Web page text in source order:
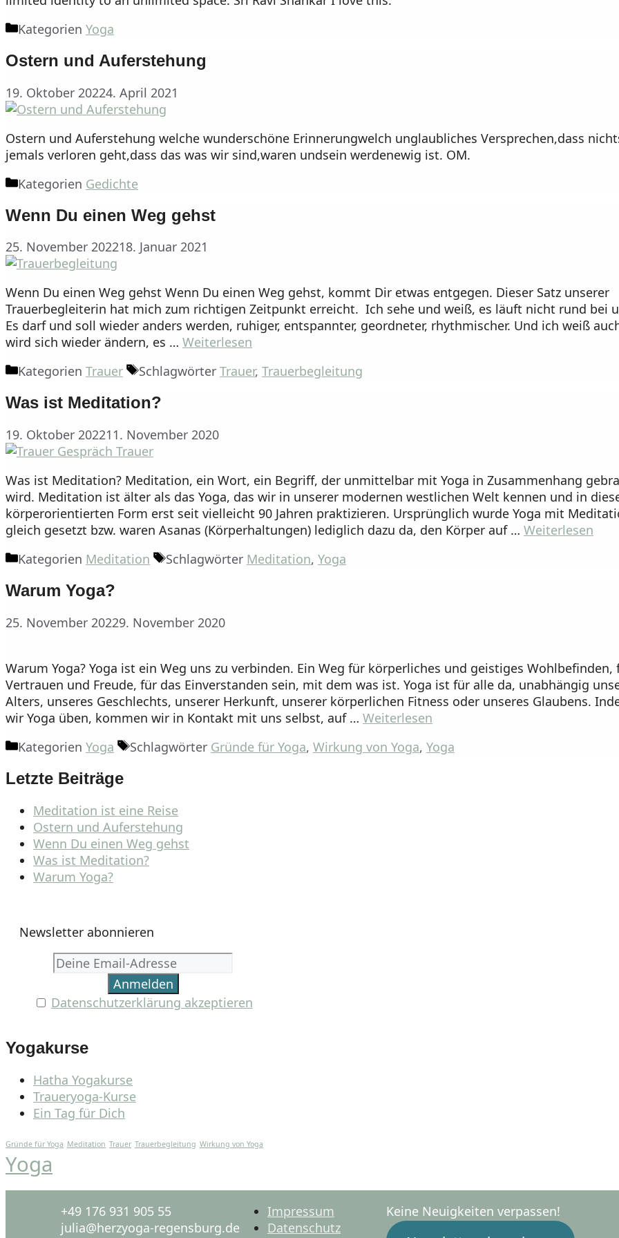
Kategorien Yoga
Ostern und Auferstehung
19. Oktober 20224. April 2021
Ostern und Auferstehung welche wunderschöne Erinnerungwelch unglaubliches Versprechen,dass
jemals verloren geht,dass das was wir sind,waren undsein werdenewig ist. OM.
Kategorien Gedichte
Wenn Du einen Weg gehst
25. November 202218. Januar 2021
Wenn Du einen Weg gehst Wenn Du einen Weg gehst, kommt Dir etwas entgegen. Dieser Satz unserer
Trauerbegleiterin hat mich zum richtigen Zeitpunkt erreicht. Ich sehe und weiß, es läuft nicht rund bei
Es darf und soll wieder anders werden, ruhiger, entspannter, geordneter, rhythmischer. Und ich weiß
wird sich wieder ändern, es … Weiterlesen
Kategorien Trauer Schlagwörter Trauer, Trauerbegleitung
Was ist Meditation?
19. Oktober 202211. November 2020
Was ist Meditation? Meditation, ein Wort, ein Begriff, der unmittelbar mit Yoga in Zusammenhang
wird. Meditation ist älter als das Yoga, das wir in unserer modernen westlichen Welt kennen und in
körperorientierten Form erst seit vielleicht 90 Jahren praktizieren. Ursprünglich wurde Yoga mit
gleich gesetzt bzw. waren Asanas (Körperhaltungen) lediglich dazu da, den Körper auf … Weiterlesen
Kategorien Meditation Schlagwörter Meditation, Yoga
Warum Yoga?
25. November 20229. November 2020
Warum Yoga? Yoga ist ein Weg uns zu verbinden. Ein Weg für körperliches und geistiges Wohlbefinden,
Vertrauen und Freude, für das Einverstanden sein, mit dem was ist. Yoga ist für alle da, unabhängig
Alters, unseres Geschlechts, unserer Herkunft, unserer körperlichen Fitness oder unseres Glaubens.
wir Yoga üben, kommen wir in Kontakt mit uns selbst, auf … Weiterlesen
Kategorien Yoga Schlagwörter Gründe für Yoga, Wirkung von Yoga, Yoga
Letzte Beiträge
Meditation ist eine Reise
Ostern und Auferstehung
Wenn Du einen Weg gehst
Was ist Meditation?
Warum Yoga?
Newsletter abonnieren
Datenschutzerklärung akzeptieren
Yogakurse
Hatha Yogakurse
Traueryoga-Kurse
Ein Tag für Dich
Gründe für Yoga Meditation Trauer Trauerbegleitung Wirkung von Yoga
Yoga
+49 176 931 905 55
julia@herzyoga-regensburg.de
Impressum
Datenschutz
Keine Neuigkeiten verpassen!